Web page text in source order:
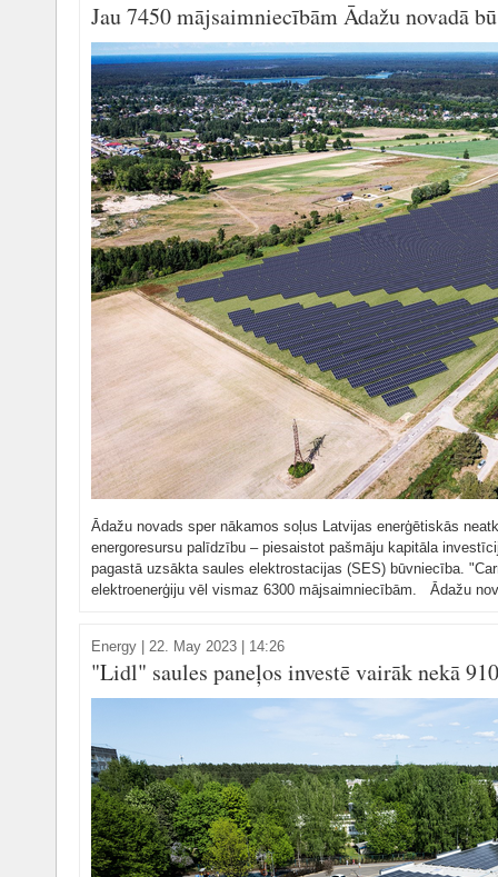
Jau 7450 mājsaimniecībām Ādažu novadā
Ādažu novads sper nākamos soļus Latvijas enerģētiskās
energoresursu palīdzību – piesaistot pašmāju kapitāla
pagastā uzsākta saules elektrostacijas (SES) būvniecība.
elektroenerģiju vēl vismaz 6300 mājsaimniecībām. Ādažu
Energy 22. May 2023 | 14:26
"Lidl" saules paneļos investē vairāk nekā